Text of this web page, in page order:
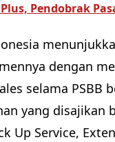
Pendobrak
dengan
selama PSBB
yang disajikan
Up Service,